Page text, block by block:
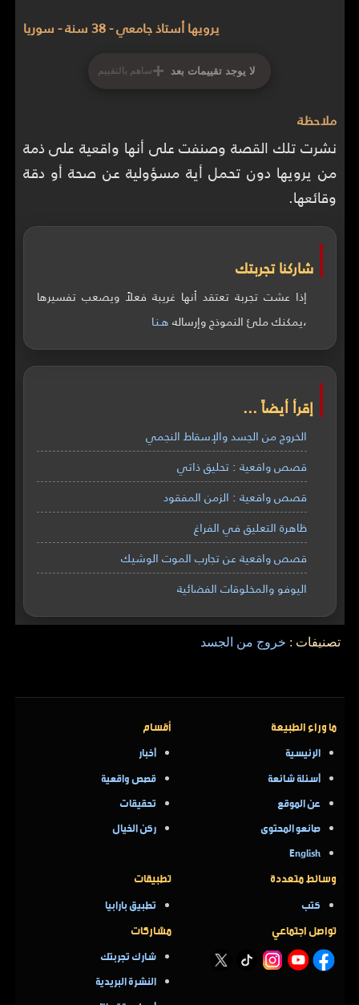
يرويها أستاذ جامعي - 38 سنة - سوريا
لا يوجد تقييمات بعد +ساهم بالتقييم
ملاحظة
نشرت تلك القصة وصنفت على أنها واقعية على ذمة
من يرويها دون تحمل أية مسؤولية عن صحة أو دقة
وقائعها.
شاركنا تجربتك
إذا عشت تجربة تعتقد أنها غريبة فعلاً ويصعب تفسيرها
،يمكنك ملئ النموذج وإرسالههـنـا
إقرأ أيضاً ...
الخروج من الجسد والإسقاط النجمي
قصص واقعية : تحليق ذاتي
قصص واقعية : الزمن المفقود
ظاهرة التعليق في الفراغ
قصص واقعية عن تجارب الموت الوشيك
اليوفو والمخلوقات الفضائية
تصنيفات : خروج من الجسد
ما وراء الطبيعة
الرئيسية
أسئلة شائعة
عن الموقع
صانعو المحتوى
English
أقسام
أخبار
قصص واقعية
تحقيقات
ركن الخيال
وسائط متعددة
كتب
تطبيقات
تطبيق بارابيا
تواصل اجتماعي مشاركات
شارك تجربتك
النشرة البريدية